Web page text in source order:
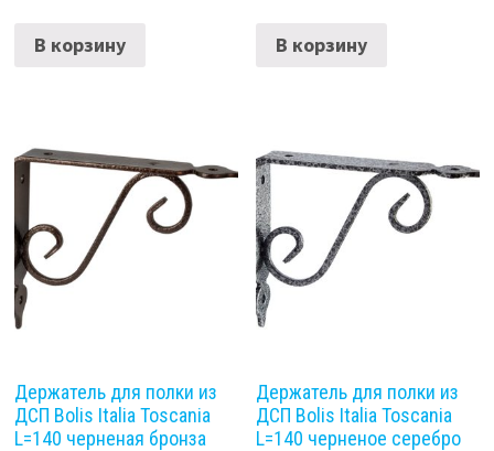
В корзину В корзину
Держатель для полки из
ДСП Bolis Italia Toscania
L=140 черненая бронза
Держатель для полки из
ДСП Bolis Italia Toscania
L=140 черненое серебро